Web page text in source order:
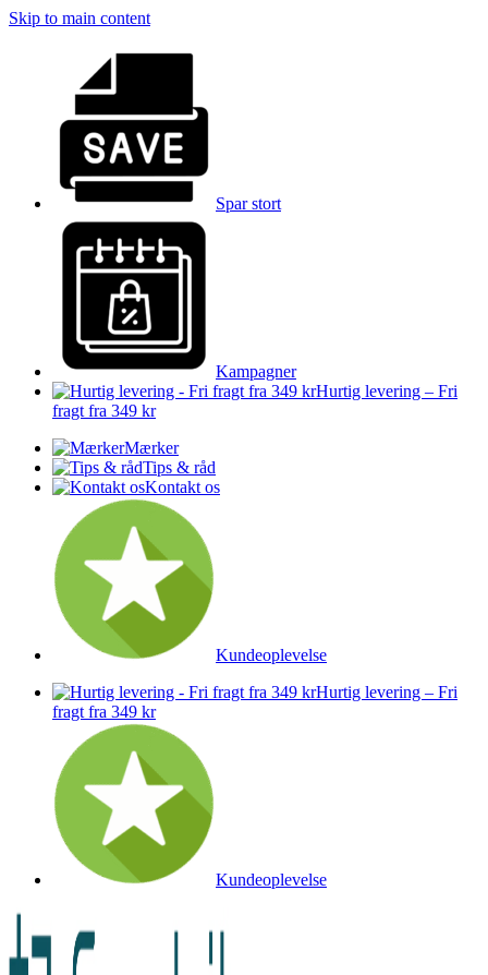
Skip to main content
Spar stort
Kampagner
Hurtig levering – Fri
fragt fra 349 kr
Mærker
Tips & råd
Kontakt os
Kundeoplevelse
Hurtig levering – Fri
fragt fra 349 kr
Kundeoplevelse